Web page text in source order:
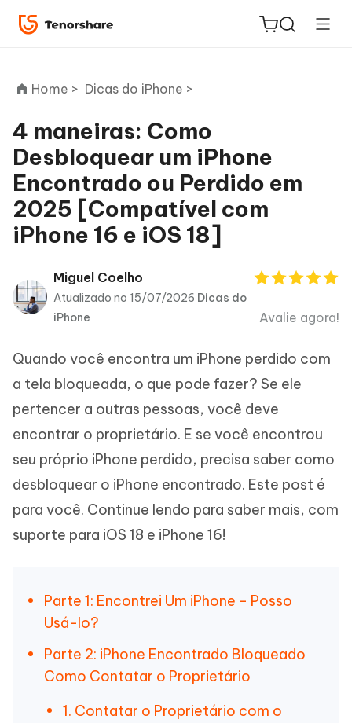
ReiBoot
for iOS
PDNob
PDF
Novo
iAnyGo
Home > Dicas do iPhone >
4 maneiras: Como
Desbloquear um iPhone
Encontrado ou Perdido em
2025 [Compatível com
iPhone 16 e iOS 18]
Miguel Coelho
Atualizado no 15/07/2026 Dicas do
iPhone
Avalie agora!
Quando você encontra um iPhone perdido com
a tela bloqueada, o que pode fazer? Se ele
pertencer a outras pessoas, você deve
encontrar o proprietário. E se você encontrou
seu próprio iPhone perdido, precisa saber como
desbloquear o iPhone encontrado. Este post é
para você. Continue lendo para saber mais, com
suporte para iOS 18 e iPhone 16!
Parte 1: Encontrei Um iPhone - Posso
Usá-lo?
Parte 2: iPhone Encontrado Bloqueado
Como Contatar o Proprietário
1. Contatar o Proprietário com o